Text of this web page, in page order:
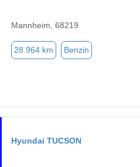
Mannheim, 68219
28.964 km Benzin
Hyundai TUCSON